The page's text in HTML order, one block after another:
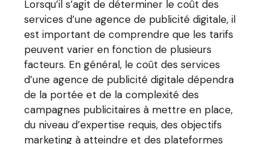
Lorsqu’il s’agit de déterminer le coût des
services d’une agence de publicité digitale, il
est important de comprendre que les tarifs
peuvent varier en fonction de plusieurs
facteurs. En général, le coût des services
d’une agence de publicité digitale dépendra
de la portée et de la complexité des
campagnes publicitaires à mettre en place,
du niveau d’expertise requis, des objectifs
marketing à atteindre et des plateformes